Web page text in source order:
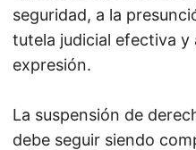
seguridad, a la
tutela judicial efectiva y
expresión.
La suspensión de
debe seguir siendo